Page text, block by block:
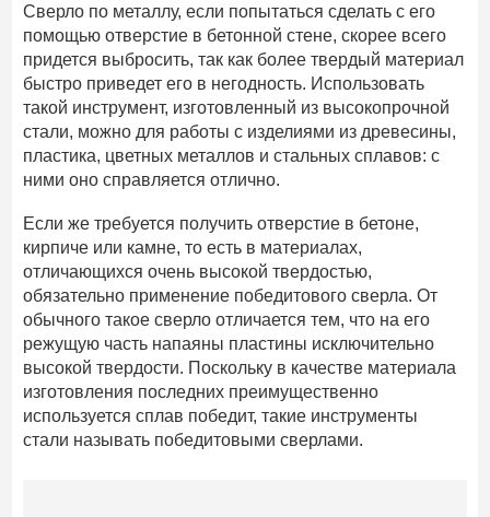
Сверло по металлу, если попытаться сделать с его
помощью отверстие в бетонной стене, скорее всего
придется выбросить, так как более твердый материал
быстро приведет его в негодность. Использовать
такой инструмент, изготовленный из высокопрочной
стали, можно для работы с изделиями из древесины,
пластика, цветных металлов и стальных сплавов: с
ними оно справляется отлично.
Если же требуется получить отверстие в бетоне,
кирпиче или камне, то есть в материалах,
отличающихся очень высокой твердостью,
обязательно применение победитового сверла. От
обычного такое сверло отличается тем, что на его
режущую часть напаяны пластины исключительно
высокой твердости. Поскольку в качестве материала
изготовления последних преимущественно
используется сплав победит, такие инструменты
стали называть победитовыми сверлами.